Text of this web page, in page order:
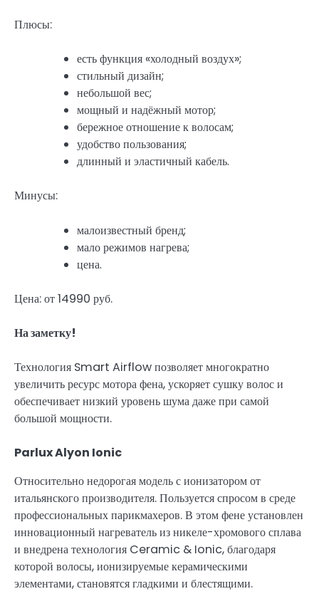
Плюсы:
есть функция «холодный воздух»;
стильный дизайн;
небольшой вес;
мощный и надёжный мотор;
бережное отношение к волосам;
удобство пользования;
длинный и эластичный кабель.
Минусы:
малоизвестный бренд;
мало режимов нагрева;
цена.
Цена: от 14990 руб.
На заметку!
Технология Smart Airflow позволяет многократно
увеличить ресурс мотора фена, ускоряет сушку волос и
обеспечивает низкий уровень шума даже при самой
большой мощности.
Parlux Alyon Ionic
Относительно недорогая модель с ионизатором от
итальянского производителя. Пользуется спросом в среде
профессиональных парикмахеров. В этом фене установлен
инновационный нагреватель из никеле-хромового сплава
и внедрена технология Ceramic & Ionic, благодаря
которой волосы, ионизируемые керамическими
элементами, становятся гладкими и блестящими.